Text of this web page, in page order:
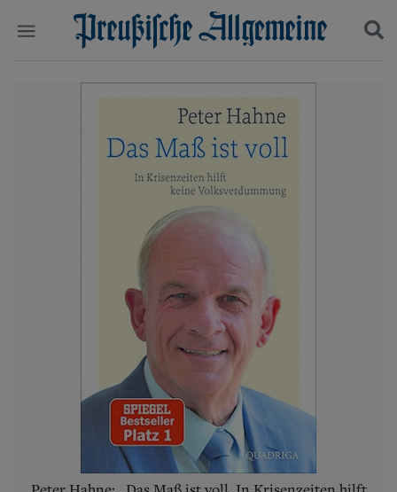
Start
Wer wir sind
Aktuelle Ausgabe
Abonnenten-Login
Abonnent werden
Abo Prämien
Archiv
Kultur
Wirtschaft
Panorama
Gesellschaft
Leben
Geschichte
Ostpreußen
Pommern
Berlin-Brandenburg
Schlesien
Danzig und Westpreußen
Bücher